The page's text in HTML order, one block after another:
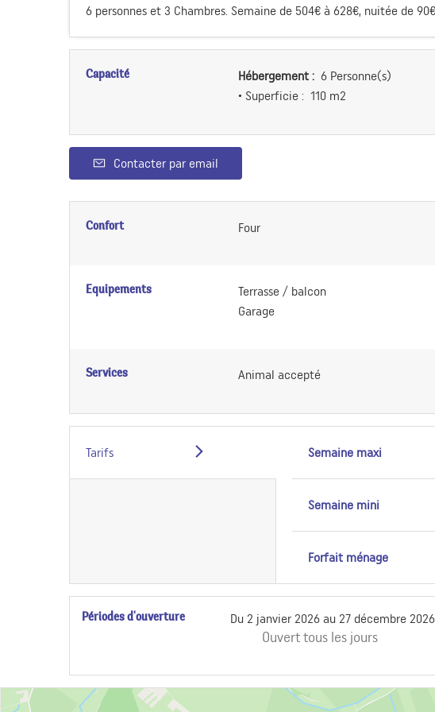
6 personnes et 3 Chambres. Semaine de 504€ à 628€, nuitée de 90€
Capacité Hébergement : 6 Personne(s)
• Superficie : 110 m2
Contacter par email
Confort Four
Equipements
Terrasse / balcon
Garage
Services Animal accepté
Tarifs Semaine maxi
Semaine mini
Forfait ménage
Périodes d'ouverture Du 2 janvier 2026 au 27 décembre 2026
Ouverttous les jours